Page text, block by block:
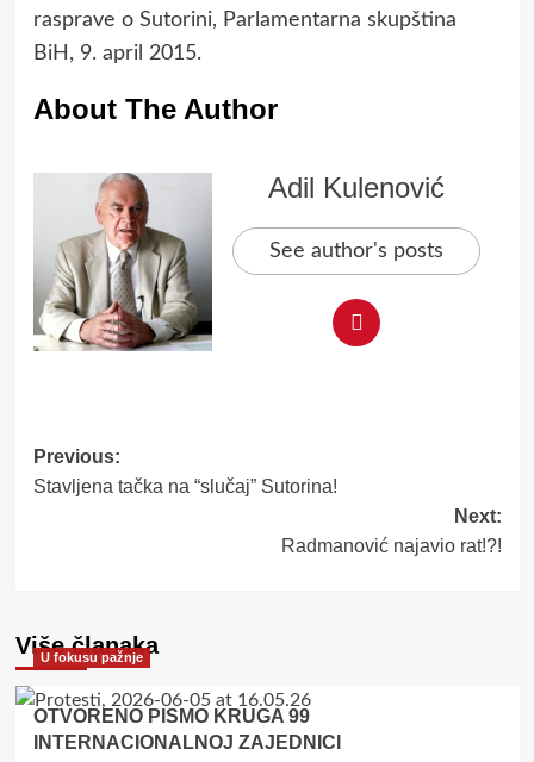
rasprave o Sutorini, Parlamentarna skupština
BiH, 9. april 2015.
About The Author
Adil Kulenović
See author's posts
Post
navigation
Previous:
Stavljena tačka na “slučaj” Sutorina!
Next:
Radmanović najavio rat!?!
Više članaka
U fokusu pažnje
OTVORENO PISMO KRUGA 99
INTERNACIONALNOJ ZAJEDNICI